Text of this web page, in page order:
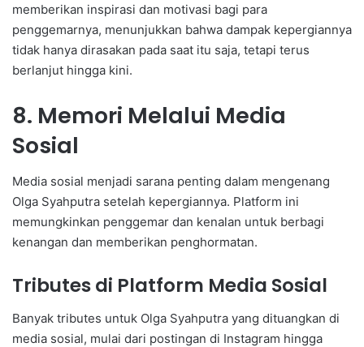
memberikan inspirasi dan motivasi bagi para
penggemarnya, menunjukkan bahwa dampak kepergiannya
tidak hanya dirasakan pada saat itu saja, tetapi terus
berlanjut hingga kini.
8. Memori Melalui Media
Sosial
Media sosial menjadi sarana penting dalam mengenang
Olga Syahputra setelah kepergiannya. Platform ini
memungkinkan penggemar dan kenalan untuk berbagi
kenangan dan memberikan penghormatan.
Tributes di Platform Media Sosial
Banyak tributes untuk Olga Syahputra yang dituangkan di
media sosial, mulai dari postingan di Instagram hingga